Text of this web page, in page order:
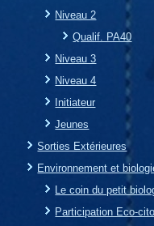
Niveau 2
Qualif. PA40
Niveau 3
Niveau 4
Initiateur
Jeunes
Sorties Extérieures
Environnement et
Le coin du petit
Participation Eco-